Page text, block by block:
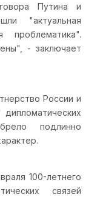
Путина и
"актуальная
проблематика".
- заключает
России и
подлинно
100-летнего
связей